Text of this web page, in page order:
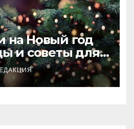
на Новый год
и советы для
праздника